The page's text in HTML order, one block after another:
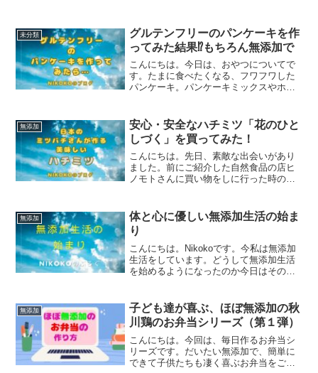
未分類
グルテンフリーのパンケーキを作
ってみた結果⁉もちろん無添加で
こんにちは。今日は、おやつについてで
す。たまに食べたくなる、フワフワした
パンケーキ。パンケーキミックスやホッ
ろんなスイーツを作ることができます✨
スイーツも買おうとしても...
無添加
安心・安全なハチミツ「花のひと
しづく」を買ってみた！
こんにちは。先日、素敵な出会いがあり
ました。前にご紹介した自然食品の店ヒ
ノモトさんに買い物をしに行った時のこ
います。優しそうなとっても柔らかい表
情をしている1人の男性の...
無添加
体と心に優しい無添加生活の始ま
り
こんにちは。Nikokoです。今私は無添加
生活をしています。どうして無添加生活
を始めるようになったのか今日はそのき
想像しますか？例えば無添加のものは高
いのではないか？と...
無添加
子ども達が喜ぶ、ほぼ無添加の秋
川鶏のお弁当シリーズ（第１弾）
こんにちは。今回は、毎日作るお弁当シ
リーズです。だいたい無添加で、簡単に
できて子供たちも凄く喜ぶお弁当をご紹